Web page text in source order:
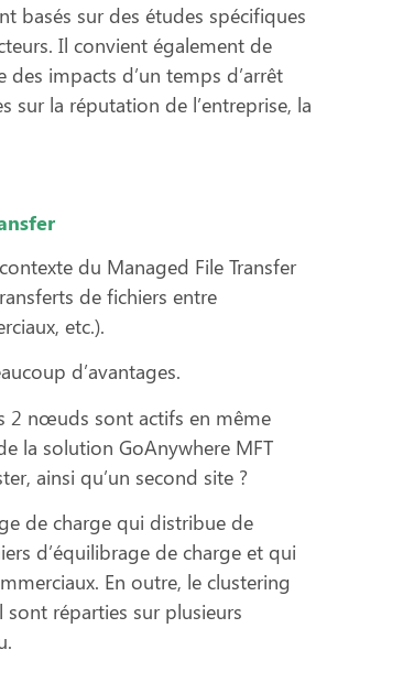
basés sur des études spécifiques
Il convient également de
impacts d’un temps d’arrêt
sur la réputation de l’entreprise, la
du Managed File Transfer
de fichiers entre
etc.).
d’avantages.
2 nœuds sont actifs en même
la solution GoAnywhere MFT
ainsi qu’un second site ?
de charge qui distribue de
d’équilibrage de charge et qui
En outre, le clustering
réparties sur plusieurs